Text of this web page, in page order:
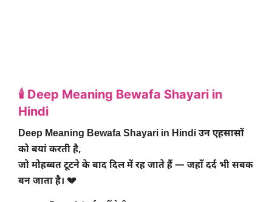
🕯️ Deep Meaning Bewafa Shayari in
Hindi
Deep Meaning Bewafa Shayari in Hindi उन एहसासों
को बयां करती है,
जो मोहब्बत टूटने के बाद दिल में रह जाते हैं — जहाँ दर्द भी सबक
बन जाता है। 💔